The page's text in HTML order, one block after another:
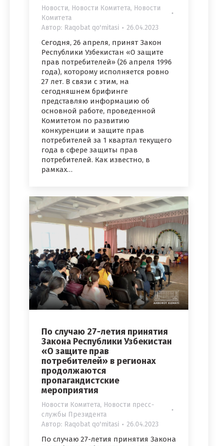
Новости, Новости Комитета, Новости
Комитета
Автор: Raqobat qo'mitasi 26.04.2023
Сегодня, 26 апреля, принят Закон
Республики Узбекистан «О защите
прав потребителей» (26 апреля 1996
года), которому исполняется ровно
27 лет. В связи с этим, на
сегодняшнем брифинге
представляю информацию об
основной работе, проведенной
Комитетом по развитию
конкуренции и защите прав
потребителей за 1 квартал текущего
года в сфере защиты прав
потребителей. Как известно, в
рамках…
По случаю 27-летия принятия
Закона Республики Узбекистан
«О защите прав
потребителей» в регионах
продолжаются
пропагандистские
мероприятия
Новости Комитета, Новости пресс-
службы Президента
Автор: Raqobat qo'mitasi 26.04.2023
По случаю 27-летия принятия Закона